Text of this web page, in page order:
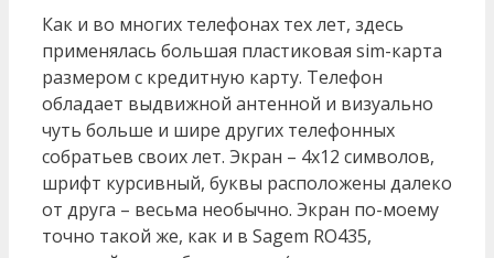
Как и во многих телефонах тех лет, здесь
применялась большая пластиковая sim-карта
размером с кредитную карту. Телефон
обладает выдвижной антенной и визуально
чуть больше и шире других телефонных
собратьев своих лет. Экран – 4х12 символов,
шрифт курсивный, буквы расположены далеко
от друга – весьма необычно. Экран по-моему
точно такой же, как и в Sagem RO435,